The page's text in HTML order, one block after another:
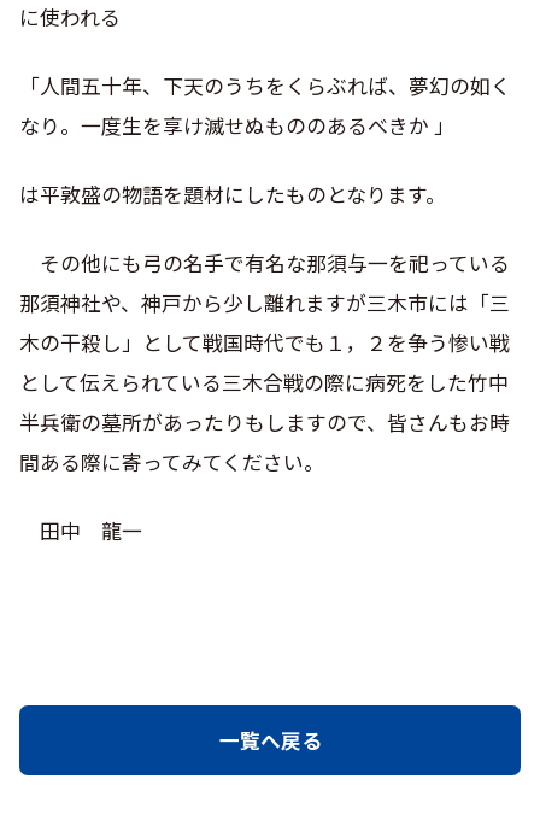
に使われる
「人間五十年、下天のうちをくらぶれば、夢幻の如く
なり。一度生を享け滅せぬもののあるべきか 」
は平敦盛の物語を題材にしたものとなります。
その他にも弓の名手で有名な那須与一を祀っている
那須神社や、神戸から少し離れますが三木市には「三
木の干殺し」として戦国時代でも１，２を争う惨い戦
として伝えられている三木合戦の際に病死をした竹中
半兵衛の墓所があったりもしますので、皆さんもお時
間ある際に寄ってみてください。
田中 龍一
一覧へ戻る